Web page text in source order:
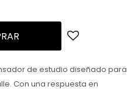
de estudio diseñado para
Con una respuesta en